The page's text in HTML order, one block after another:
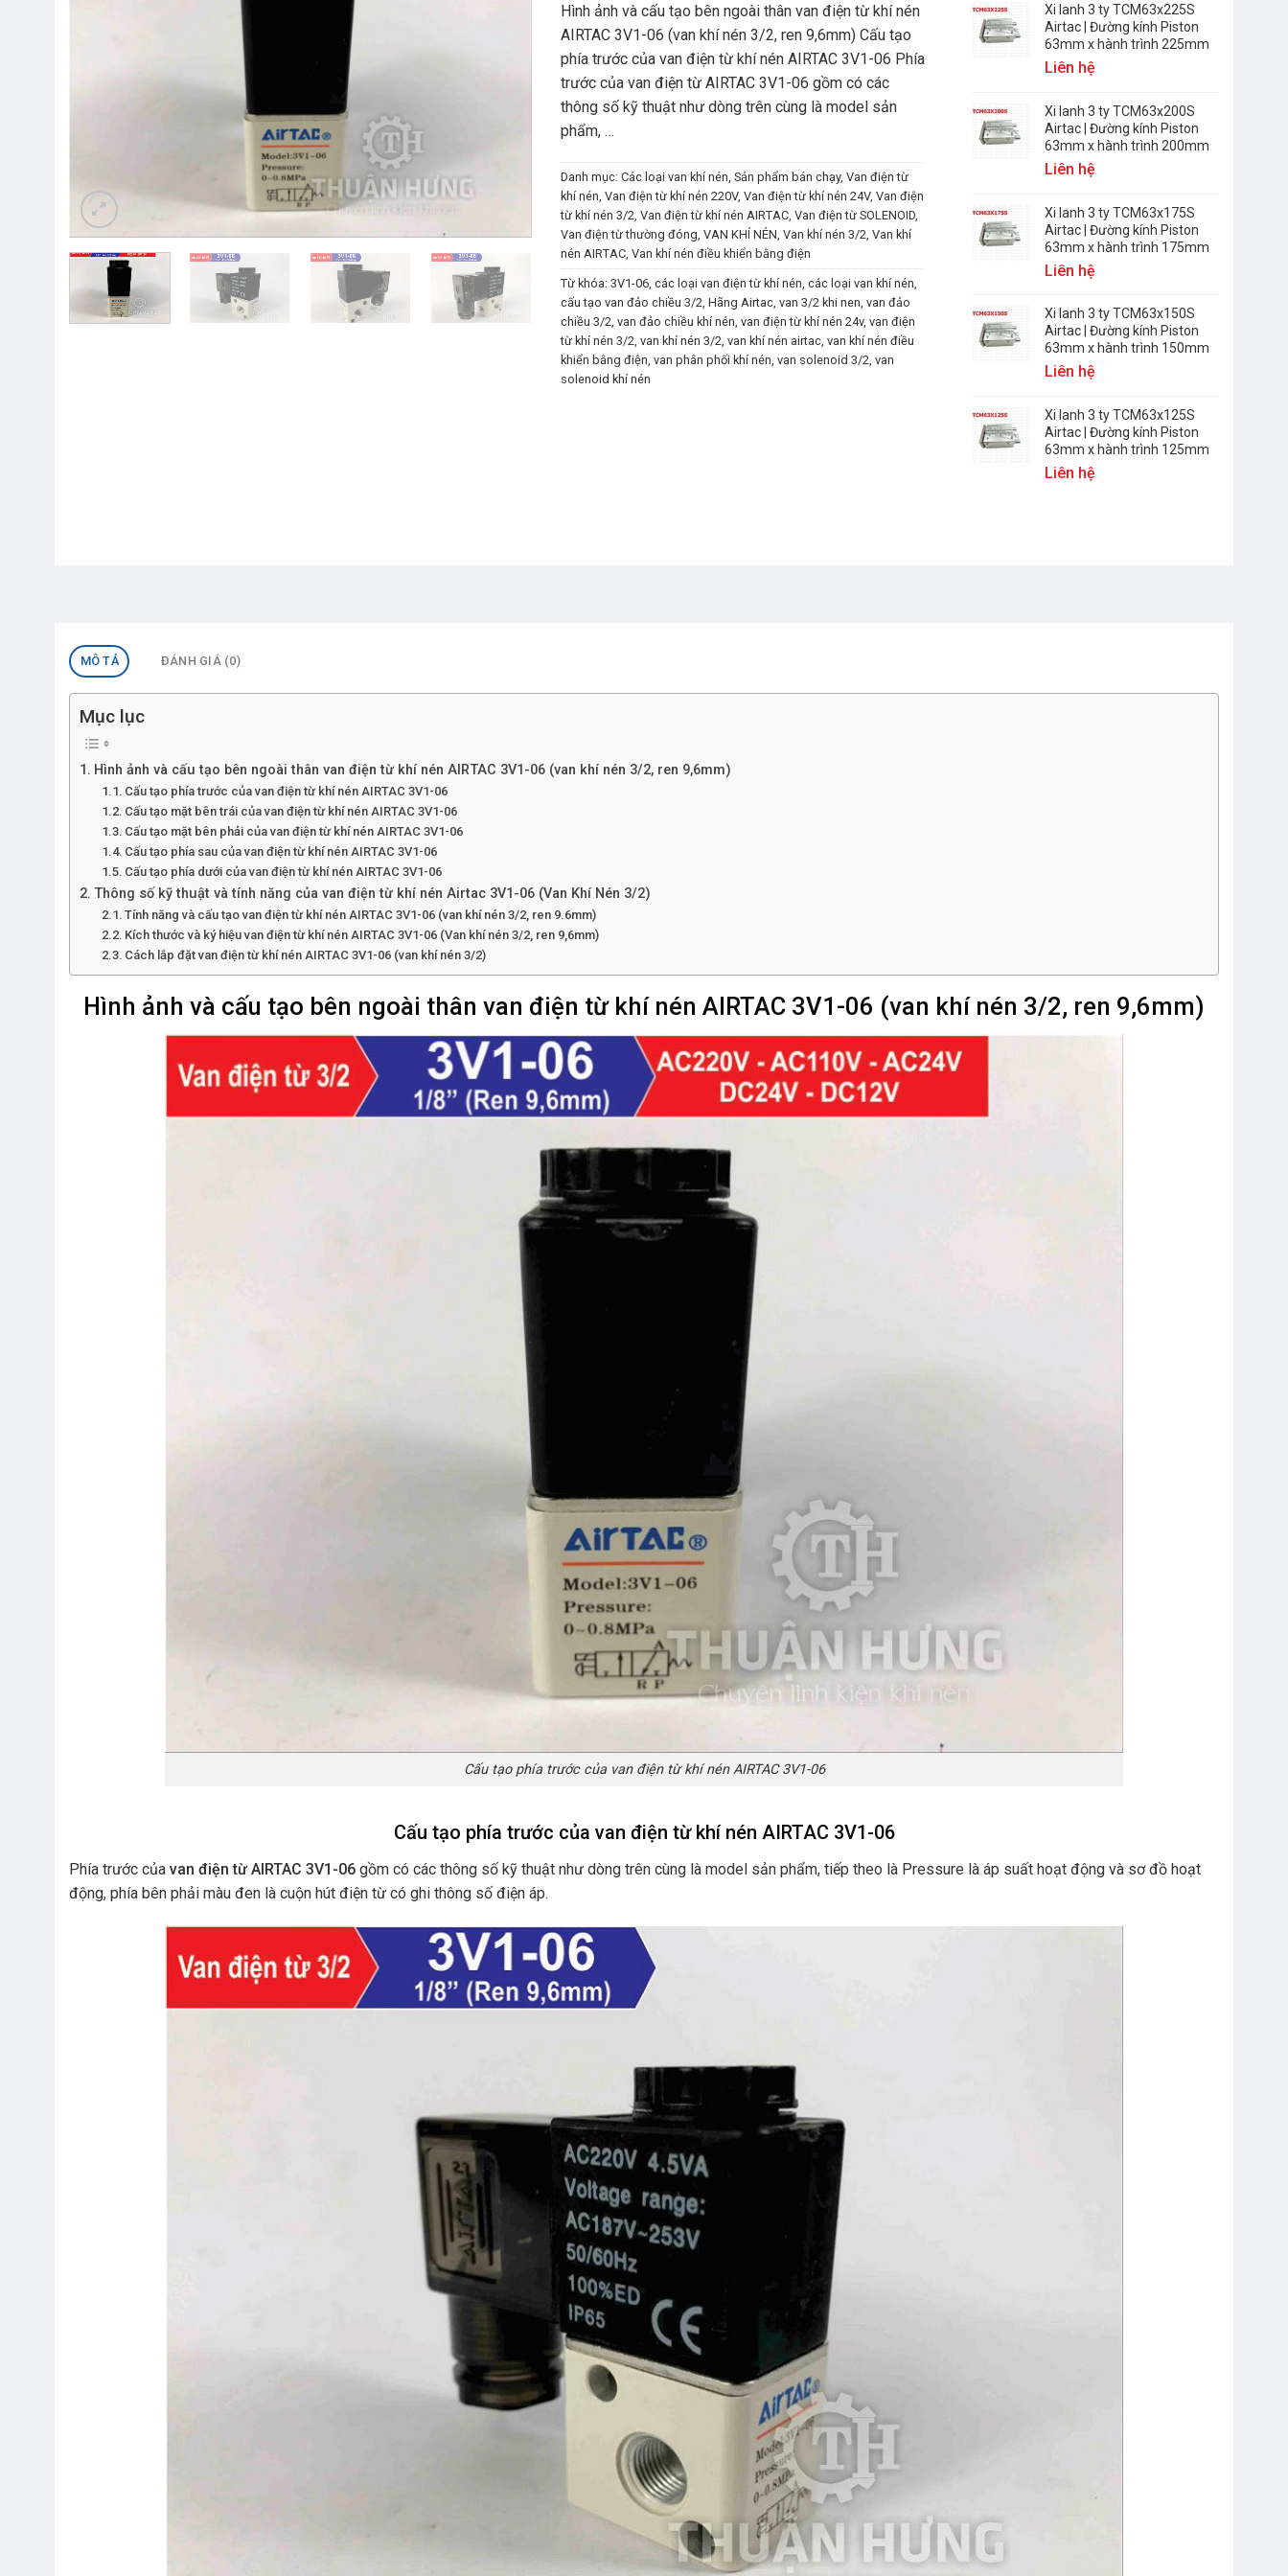
Hình ảnh và cấu tạo bên ngoài thân van điện từ khí nén
AIRTAC 3V1-06 (van khí nén 3/2, ren 9,6mm) Cấu tạo
phía trước của van điện từ khí nén AIRTAC 3V1-06 Phía
trước của van điện từ AIRTAC 3V1-06 gồm có các
thông số kỹ thuật như dòng trên cùng là model sản
phẩm, …
Danh mục: Các loại van khí nén, Sản phẩm bán chạy, Van điện từ
khí nén, Van điện từ khí nén 220V, Van điện từ khí nén 24V, Van điện
từ khí nén 3/2, Van điện từ khí nén AIRTAC, Van điện từ SOLENOID,
Van điện từ thường đóng, VAN KHÍ NÉN, Van khí nén 3/2, Van khí
nén AIRTAC, Van khí nén điều khiển bằng điện
Từ khóa: 3V1-06, các loại van điện từ khí nén, các loại van khí nén,
cấu tạo van đảo chiều 3/2, Hãng Airtac, van 3/2 khi nen, van đảo
chiều 3/2, van đảo chiều khí nén, van điện từ khí nén 24v, van điện
từ khí nén 3/2, van khí nén 3/2, van khí nén airtac, van khí nén điều
khiển bằng điện, van phân phối khí nén, van solenoid 3/2, van
solenoid khí nén
Xi lanh 3 ty TCM63x225S
Airtac | Đường kính Piston
63mm x hành trình 225mm
Liên hệ
Xi lanh 3 ty TCM63x200S
Airtac | Đường kính Piston
63mm x hành trình 200mm
Liên hệ
Xi lanh 3 ty TCM63x175S
Airtac | Đường kính Piston
63mm x hành trình 175mm
Liên hệ
Xi lanh 3 ty TCM63x150S
Airtac | Đường kính Piston
63mm x hành trình 150mm
Liên hệ
Xi lanh 3 ty TCM63x125S
Airtac | Đường kính Piston
63mm x hành trình 125mm
Liên hệ
MÔ TẢ ĐÁNH GIÁ (0)
Mục lục
Hình ảnh và cấu tạo bên ngoài thân van điện từ khí nén AIRTAC 3V1-06 (van khí nén 3/2, ren 9,6mm)
Cấu tạo phía trước của van điện từ khí nén AIRTAC 3V1-06
Cấu tạo mặt bên trái của van điện từ khí nén AIRTAC 3V1-06
Cấu tạo mặt bên phải của van điện từ khí nén AIRTAC 3V1-06
Cấu tạo phía sau của van điện từ khí nén AIRTAC 3V1-06
Cấu tạo phía dưới của van điện từ khí nén AIRTAC 3V1-06
Thông số kỹ thuật và tính năng của van điện từ khí nén Airtac 3V1-06 (Van Khí Nén 3/2)
Tính năng và cấu tạo van điện từ khí nén AIRTAC 3V1-06 (van khí nén 3/2, ren 9.6mm)
Kích thước và ký hiệu van điện từ khí nén AIRTAC 3V1-06 (Van khí nén 3/2, ren 9,6mm)
Cách lắp đặt van điện từ khí nén AIRTAC 3V1-06 (van khí nén 3/2)
Hình ảnh và cấu tạo bên ngoài thân van điện từ khí nén AIRTAC 3V1-06 (van khí nén 3/2, ren 9,6mm)
Cấu tạo phía trước của van điện từ khí nén AIRTAC 3V1-06
Cấu tạo phía trước của van điện từ khí nén AIRTAC 3V1-06
Phía trước của van điện từ AIRTAC 3V1-06 gồm có các thông số kỹ thuật như dòng trên cùng là model sản phẩm, tiếp theo là Pressure là áp suất hoạt động và sơ đồ hoạt
động, phía bên phải màu đen là cuộn hút điện từ có ghi thông số điện áp.